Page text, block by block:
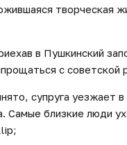
творческая
в Пушкинский
с советской
супруга уезжает
Самые близкие люди